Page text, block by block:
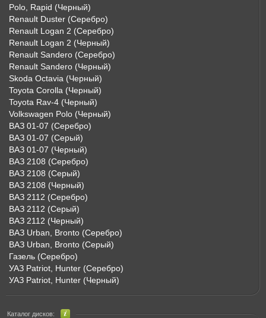
Polo, Rapid (Черный)
Renault Duster (Серебро)
Renault Logan 2 (Серебро)
Renault Logan 2 (Черный)
Renault Sandero (Серебро)
Renault Sandero (Черный)
Skoda Octavia (Черный)
Toyota Corolla (Черный)
Toyota Rav-4 (Черный)
Volkswagen Polo (Черный)
ВАЗ 01-07 (Серебро)
ВАЗ 01-07 (Серый)
ВАЗ 01-07 (Черный)
ВАЗ 2108 (Серебро)
ВАЗ 2108 (Серый)
ВАЗ 2108 (Черный)
ВАЗ 2112 (Серебро)
ВАЗ 2112 (Серый)
ВАЗ 2112 (Черный)
ВАЗ Urban, Bronto (Серебро)
ВАЗ Urban, Bronto (Серый)
Газель (Серебро)
УАЗ Patriot, Hunter (Серебро)
УАЗ Patriot, Hunter (Черный)
Каталог дисков: